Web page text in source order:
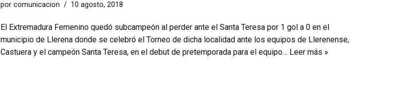
por comunicacion 10 agosto, 2018
El Extremadura Femenino quedó subcampeón al perder ante el Santa Teresa por 1 gol a 0 en el
municipio de Llerena donde se celebró el Torneo de dicha localidad ante los equipos de Llerenense,
Castuera y el campeón Santa Teresa, en el debut de pretemporada para el equipo… Leer más »